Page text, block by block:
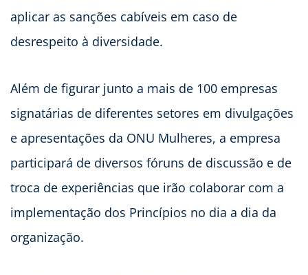
aplicar as sanções cabíveis em caso de
desrespeito à diversidade.
Além de figurar junto a mais de 100 empresas
signatárias de diferentes setores em divulgações
e apresentações da ONU Mulheres, a empresa
participará de diversos fóruns de discussão e de
troca de experiências que irão colaborar com a
implementação dos Princípios no dia a dia da
organização.